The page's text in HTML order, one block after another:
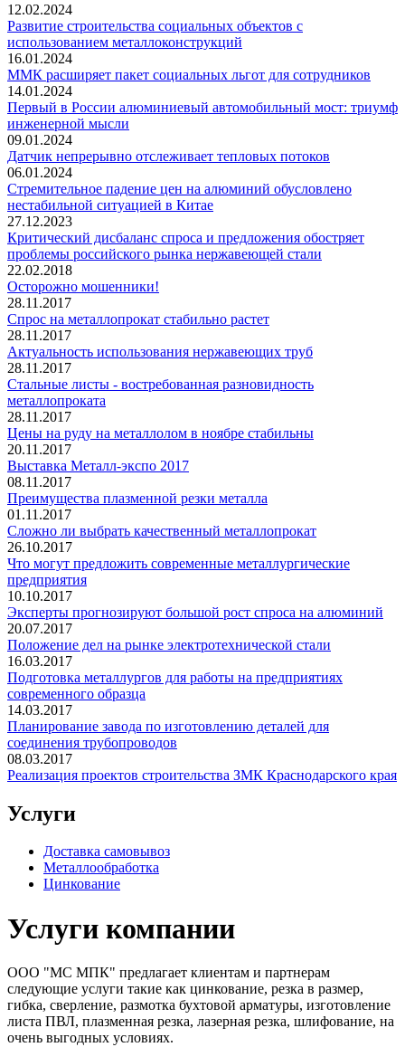
12.02.2024
Развитие строительства социальных объектов с
использованием металлоконструкций
16.01.2024
ММК расширяет пакет социальных льгот для сотрудников
14.01.2024
Первый в России алюминиевый автомобильный мост: триумф
инженерной мысли
09.01.2024
Датчик непрерывно отслеживает тепловых потоков
06.01.2024
Стремительное падение цен на алюминий обусловлено
нестабильной ситуацией в Китае
27.12.2023
Критический дисбаланс спроса и предложения обостряет
проблемы российского рынка нержавеющей стали
22.02.2018
Осторожно мошенники!
28.11.2017
Спрос на металлопрокат стабильно растет
28.11.2017
Актуальность использования нержавеющих труб
28.11.2017
Стальные листы - востребованная разновидность
металлопроката
28.11.2017
Цены на руду на металлолом в ноябре стабильны
20.11.2017
Выставка Металл-экспо 2017
08.11.2017
Преимущества плазменной резки металла
01.11.2017
Сложно ли выбрать качественный металлопрокат
26.10.2017
Что могут предложить современные металлургические
предприятия
10.10.2017
Эксперты прогнозируют большой рост спроса на алюминий
20.07.2017
Положение дел на рынке электротехнической стали
16.03.2017
Подготовка металлургов для работы на предприятиях
современного образца
14.03.2017
Планирование завода по изготовлению деталей для
соединения трубопроводов
08.03.2017
Реализация проектов строительства ЗМК Краснодарского края
Услуги
Доставка самовывоз
Металлообработка
Цинкование
Услуги компании
ООО "МС МПК" предлагает клиентам и партнерам
следующие услуги такие как цинкование, резка в размер,
гибка, сверление, размотка бухтовой арматуры, изготовление
листа ПВЛ, плазменная резка, лазерная резка, шлифование, на
очень выгодных условиях.